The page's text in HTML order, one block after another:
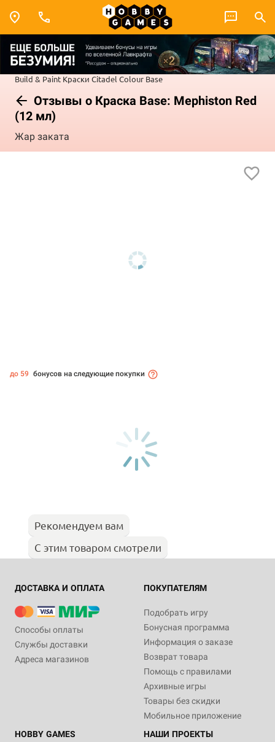
Build & Paint Краски Citadel Colour Base
Отзывы о Краска Base: Mephiston Red
(12 мл)
Жар заката
до 59 бонусов на следующие покупки
Рекомендуем вам
С этим товаром смотрели
ДОСТАВКА И ОПЛАТА
Способы оплаты
Службы доставки
Адреса магазинов
ПОКУПАТЕЛЯМ
Подобрать игру
Бонусная программа
Информация о заказе
Возврат товара
Помощь с правилами
Архивные игры
Товары без скидки
Мобильное приложение
HOBBY GAMES
НАШИ ПРОЕКТЫ